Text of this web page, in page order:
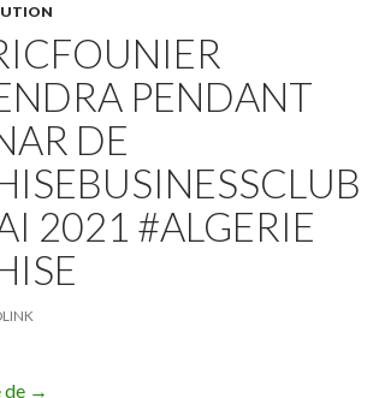
PENDANT
DE
2021 #ALGERIE
de #FrédéricFounier interviendra pendant
→